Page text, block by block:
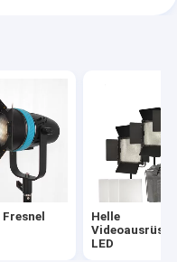
Helle
LED